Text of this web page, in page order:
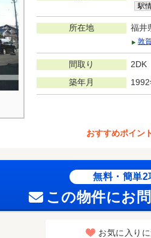
駅
所在地 福井
敦
間取り 2DK
築年月 1992
おすすめポイン
無料・簡単2
この物件にお
お気に入り